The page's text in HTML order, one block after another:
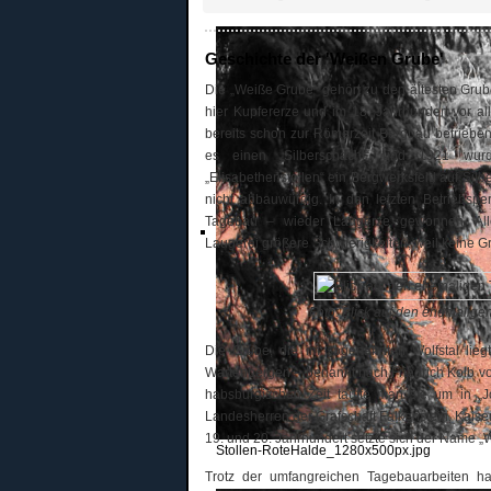
Stollen-RoteHalde_1280x500px.jpg
Geschichte der 'Weißen Grube'
Die „Weiße Grube“ gehört zu den ältesten
hier Kupfererze und im 18. Jahrhundert vor
bereits schon zur Römerzeit Bergbau
es einen „Silberschacht“ und 1921
„Elisabethenstollen“ ein Bergwerksfeld auf
nicht abbauwürdig. In den letzten
Tagebau – wieder Laugerze gewonnen.
Laugerei größere Schwierigkeiten, weil keine
Foto: Blick auf den
Die Grube, die im sogenannten Wolfstal
Wartenbergen – benannt nach Friedrich Kolb
habsburgischen Zeit taufte man sie um in
Landesherren der Grafschaft Falkenstein,
19. und 20. Jahrhundert setzte sich der Name
Trotz der umfangreichen Tagebauarbeiten